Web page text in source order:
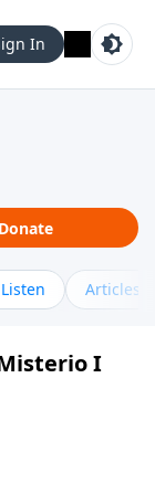
In
Donate
Articles
I